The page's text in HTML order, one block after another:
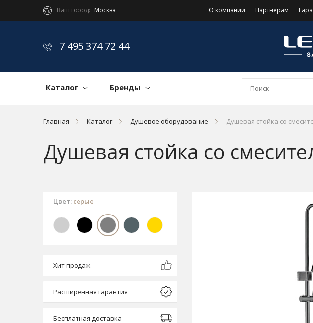
Ваш город: Москва О компании Партнерам
7 495 374 72 44
Каталог Бренды
Главная Каталог Душевое оборудование Душевая стойка со
Душевая стойка со
Цвет: серые
Хит продаж
Расширенная гарантия
Бесплатная доставка